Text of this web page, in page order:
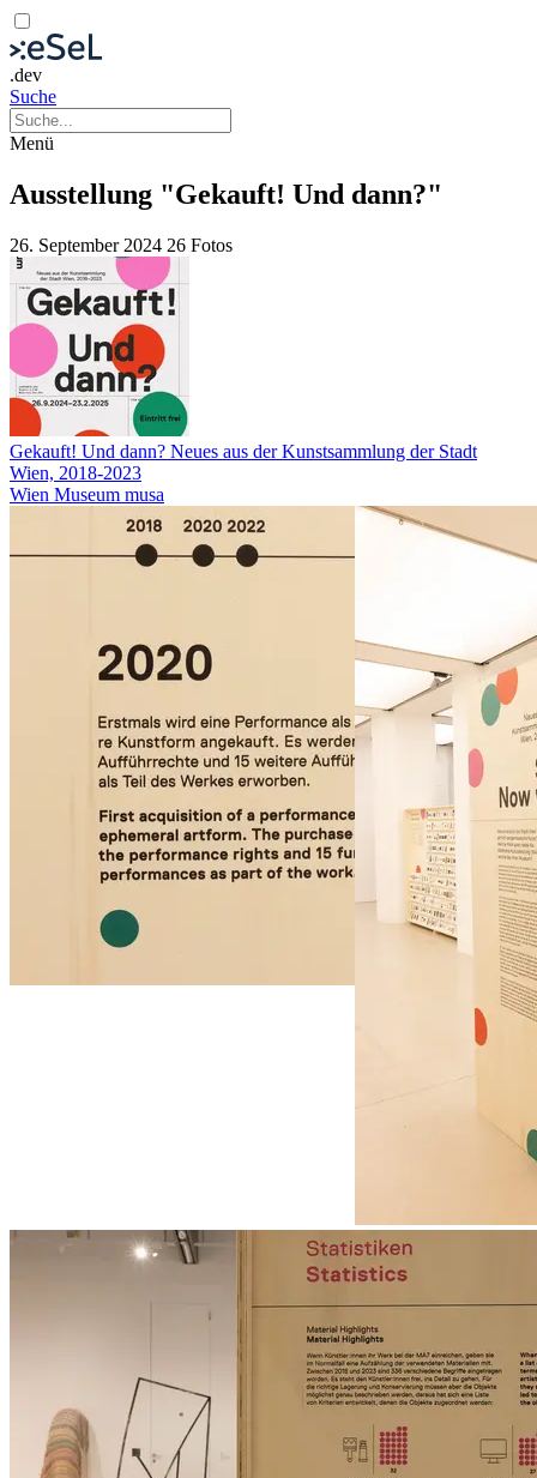
.dev
Suche
Menü
Ausstellung "Gekauft! Und dann?"
26. September 2024 26 Fotos
Gekauft! Und dann? Neues aus der Kunstsammlung der Stadt
Wien, 2018-2023
Wien Museum musa